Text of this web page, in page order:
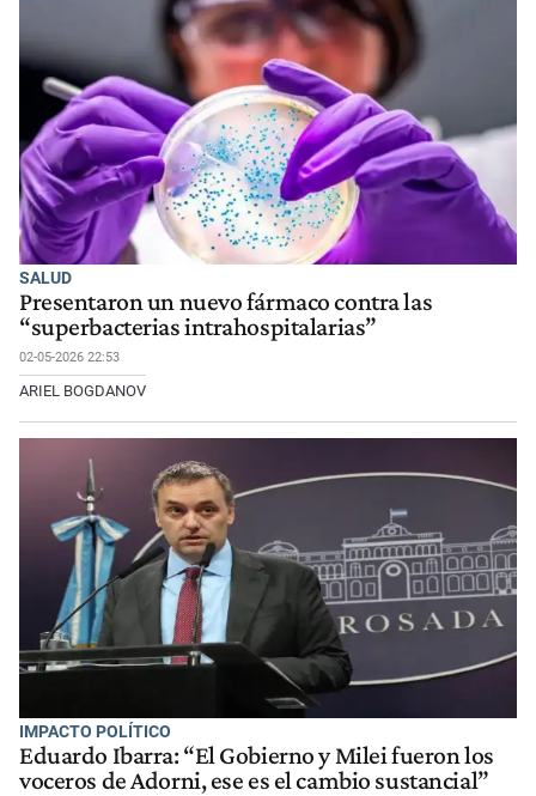
SALUD
Presentaron un nuevo fármaco contra las
“superbacterias intrahospitalarias”
02-05-2026 22:53
ARIEL BOGDANOV
IMPACTO POLÍTICO
Eduardo Ibarra: “El Gobierno y Milei fueron los
voceros de Adorni, ese es el cambio sustancial”